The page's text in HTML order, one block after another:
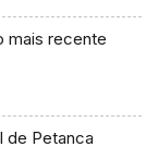
mais recente
de Petanca